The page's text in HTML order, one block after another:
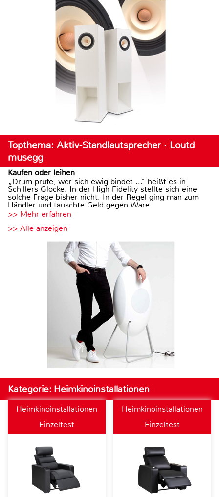
Topthema: Aktiv-Standlautsprecher · Loutd
musegg
Kaufen oder leihen
„Drum prüfe, wer sich ewig bindet ...“ heißt es in
Schillers Glocke. In der High Fidelity stellte sich eine
solche Frage bisher nicht. In der Regel ging man zum
Händler und tauschte Geld gegen Ware.
>> Mehr erfahren
>> Alle anzeigen
Kategorie: Heimkinoinstallationen
Heimkinoinstallationen
Einzeltest
Heimkinoinstallationen
Einzeltest